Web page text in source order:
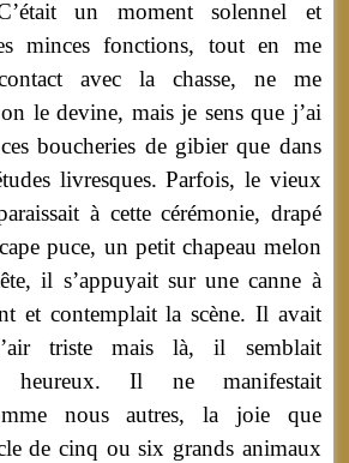
un moment solennel et
minces fonctions, tout en me
avec la chasse, ne me
le devine, mais je sens que j’ai
boucheries de gibier que dans
livresques. Parfois, le vieux
à cette cérémonie, drapé
puce, un petit chapeau melon
il s’appuyait sur une canne à
et contemplait la scène. Il avait
triste mais là, il semblait
heureux. Il ne manifestait
nous autres, la joie que
de cinq ou six grands animaux